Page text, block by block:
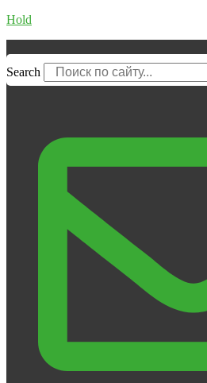
Hold
Search